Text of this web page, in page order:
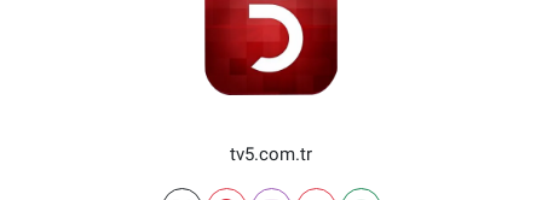
tv5.com.tr